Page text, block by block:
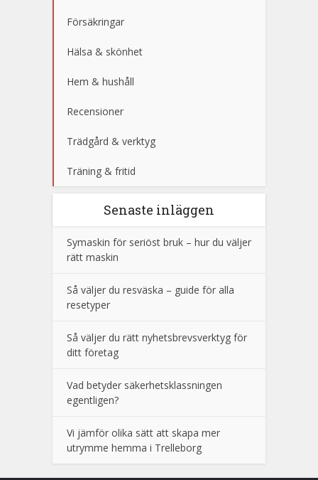
Försäkringar
Hälsa & skönhet
Hem & hushåll
Recensioner
Trädgård & verktyg
Träning & fritid
Senaste inläggen
Symaskin för seriöst bruk – hur du väljer
rätt maskin
Så väljer du resväska – guide för alla
resetyper
Så väljer du rätt nyhetsbrevsverktyg för
ditt företag
Vad betyder säkerhetsklassningen
egentligen?
Vi jämför olika sätt att skapa mer
utrymme hemma i Trelleborg